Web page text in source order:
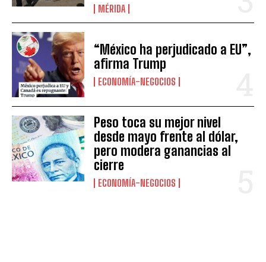
MÉRIDA
“México ha perjudicado a EU”,
afirma Trump
ECONOMÍA-NEGOCIOS
Peso toca su mejor nivel
desde mayo frente al dólar,
pero modera ganancias al
cierre
ECONOMÍA-NEGOCIOS